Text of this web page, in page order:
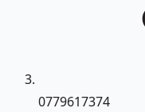
0779617374